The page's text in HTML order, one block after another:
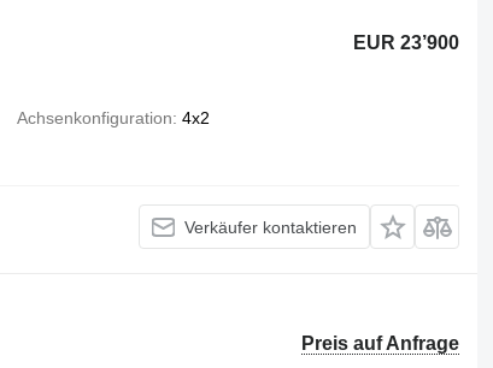
EUR 23’900
Achsenkonfiguration 4x2
Verkäufer kontaktieren
Preis auf Anfrage